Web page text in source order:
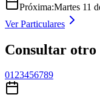
Próxima:Martes 11
VerParticulares
Consultar otro
0123456789